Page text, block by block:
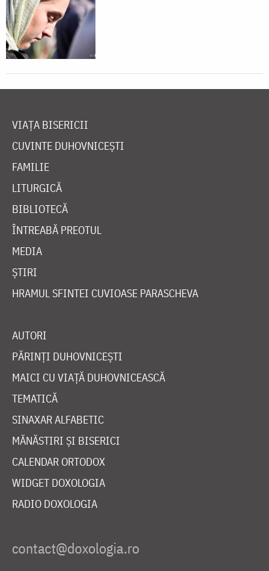
VIAȚA BISERICII
CUVINTE DUHOVNICEȘTI
FAMILIE
LITURGICĂ
BIBLIOTECĂ
ÎNTREABĂ PREOTUL
MEDIA
ȘTIRI
HRAMUL SFINTEI CUVIOASE PARASCHEVA
AUTORI
PĂRINȚI DUHOVNICEȘTI
MAICI CU VIAȚĂ DUHOVNICEASCĂ
TEMATICĂ
SINAXAR ALFABETIC
MĂNĂSTIRI ȘI BISERICI
CALENDAR ORTODOX
WIDGET DOXOLOGIA
RADIO DOXOLOGIA